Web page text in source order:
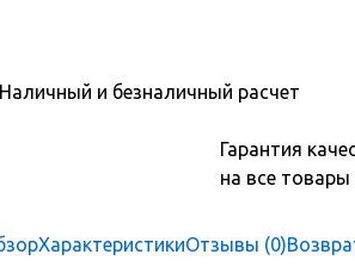
Наличный и безналичный расчет
Гарантия
на все товары
ХарактеристикиОтзывы (0)